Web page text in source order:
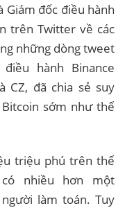
Giám đốc điều hành
trên Twitter về các
những dòng tweet
hành Binance
CZ, đã chia sẻ suy
sớm như thế
triệu phú trên thế
nhiều hơn một
làm toán. Tuy